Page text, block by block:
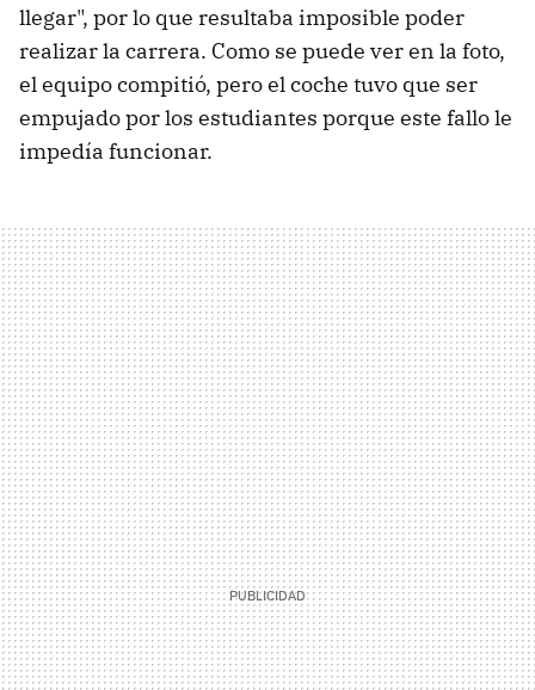
llegar", por lo que resultaba imposible poder
realizar la carrera. Como se puede ver en la foto,
el equipo compitió, pero el coche tuvo que ser
empujado por los estudiantes porque este fallo le
impedía funcionar.